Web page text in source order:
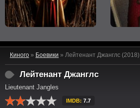
Киного » Боевики » Лейтенант Джанглс (2018)
Лейтенант Джанглс
Lieutenant Jangles
IMDB: 7.7